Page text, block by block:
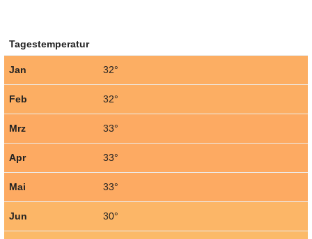
Tagestemperatur
Jan 32°
Feb 32°
Mrz 33°
Apr 33°
Mai 33°
Jun 30°